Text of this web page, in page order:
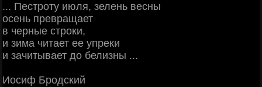
... Пестроту июля, зелень весны
осень превращает
в черные строки,
и зима читает ее упреки
и зачитывает до белизны ...
Иосиф Бродский